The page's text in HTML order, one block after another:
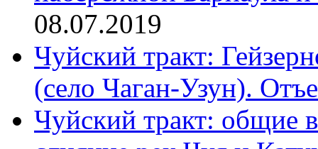
08.07.2019
Чуйский тракт:
(село Чаган-Узун).
Чуйский тракт: общие